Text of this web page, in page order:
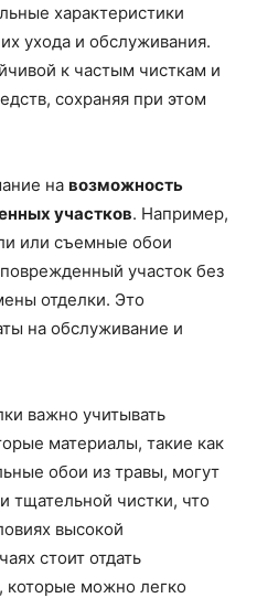
характеристики
ухода и обслуживания.
к частым чисткам и
сохраняя при этом
на возможность
участков. Например,
или съемные обои
участок без
отделки. Это
на обслуживание и
важно учитывать
материалы, такие как
обои из травы, могут
тщательной чистки, что
высокой
стоит отдать
которые можно легко